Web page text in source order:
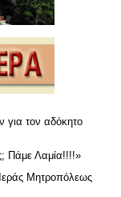
για τον αδόκητο
Πάμε Λαμία!!!!»
Μητροπόλεως